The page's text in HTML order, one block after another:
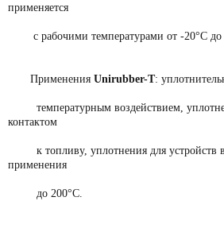
применяется
с рабочими температурами от -20°С до
Применения Unirubber-T:
температурным воздействием,
контактом
к топливу, уплотнения для устройств
применения
до 200°С.